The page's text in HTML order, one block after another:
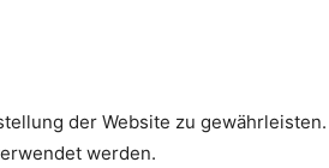
der Website zu gewährleisten.
werden.